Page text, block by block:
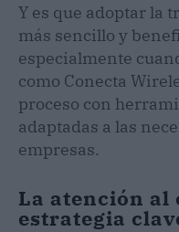
Y es que adoptar la
más sencillo y
especialmente
como Conecta
proceso con
adaptadas a las
empresas.
La atención al
estrategia